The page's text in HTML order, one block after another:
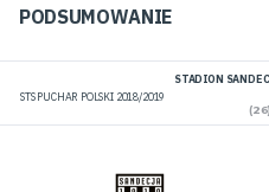
PODSUMOWANIE
STS PUCHAR POLSKI 2018/2019
STADION
(26)